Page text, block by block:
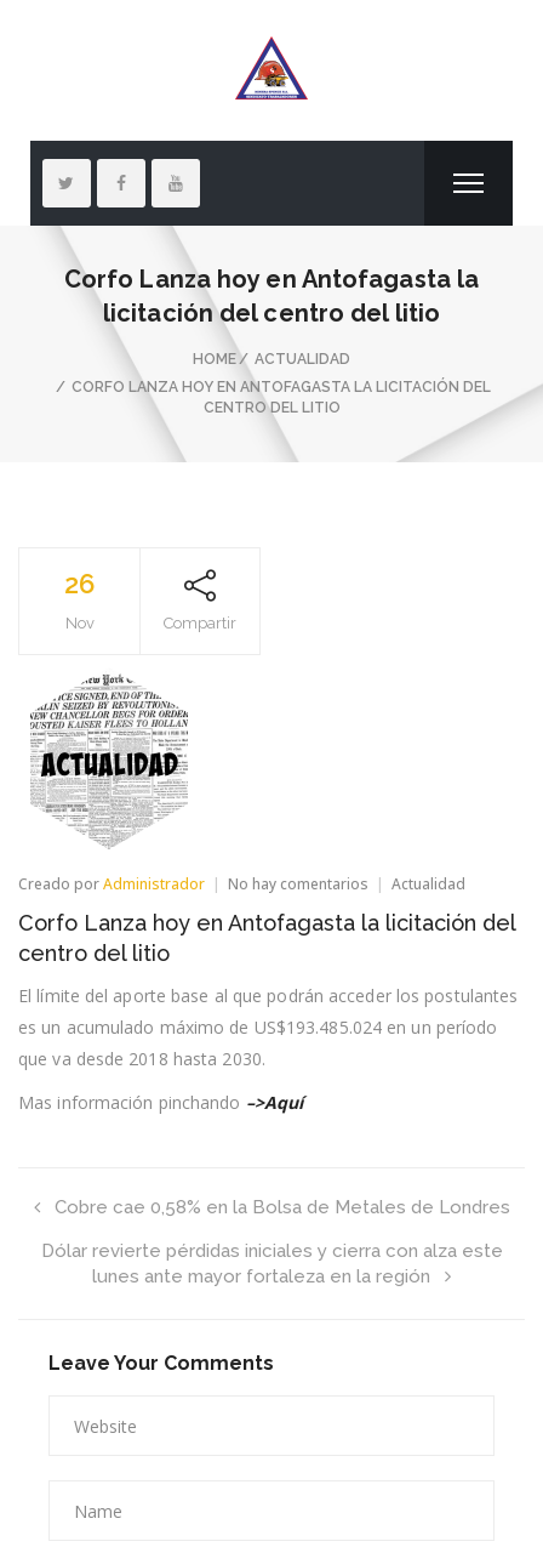
Corfo Lanza hoy en Antofagasta la
licitación del centro del litio
HOME
ACTUALIDAD
CORFO LANZA HOY EN ANTOFAGASTA LA LICITACIÓN DEL
CENTRO DEL LITIO
26
Nov Compartir
Creado porAdministrador No hay comentarios en
Lanza
Antofagasta
la
licitación
Actualidad
Corfo Lanza hoy en Antofagasta la licitación del
centro del litio
El límite del aporte base al que podrán acceder los postulantes
es un acumulado máximo de US$193.485.024 en un período
que va desde 2018 hasta 2030.
Mas información pinchando –>Aquí
Cobre cae 0,58% en la Bolsa de Metales de Londres
Dólar revierte pérdidas iniciales y cierra con alza este
lunes ante mayor fortaleza en la región
Leave Your Comments